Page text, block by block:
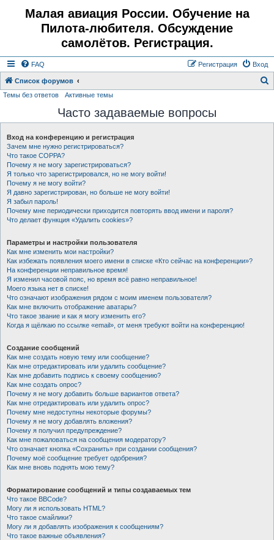
Малая авиация России. Обучение на
Пилота-любителя. Обсуждение
самолётов. Регистрация.
FAQ Вход
Регистрация
Список форумов
с
Темы без ответов Активные темы
Часто задаваемые вопросы
Вход на конференцию и регистрация
Зачем мне нужно регистрироваться?
Что такое COPPA?
Почему я не могу зарегистрироваться?
Я только что зарегистрировался, но не могу войти!
Почему я не могу войти?
Я давно зарегистрирован, но больше не могу войти!
Я забыл пароль!
Почему мне периодически приходится повторять ввод имени и пароля?
Что делает функция «Удалить cookies»?
Параметры и настройки пользователя
Как мне изменить мои настройки?
Как избежать появления моего имени в списке «Кто сейчас на конференции»?
На конференции неправильное время!
Я изменил часовой пояс, но время всё равно неправильное!
Моего языка нет в списке!
Что означают изображения рядом с моим именем пользователя?
Как мне включить отображение аватары?
Что такое звание и как я могу изменить его?
Когда я щёлкаю по ссылке «email», от меня требуют войти на конференцию!
Создание сообщений
Как мне создать новую тему или сообщение?
Как мне отредактировать или удалить сообщение?
Как мне добавить подпись к своему сообщению?
Как мне создать опрос?
Почему я не могу добавить больше вариантов ответа?
Как мне отредактировать или удалить опрос?
Почему мне недоступны некоторые форумы?
Почему я не могу добавлять вложения?
Почему я получил предупреждение?
Как мне пожаловаться на сообщения модератору?
Что означает кнопка «Сохранить» при создании сообщения?
Почему моё сообщение требует одобрения?
Как мне вновь поднять мою тему?
Форматирование сообщений и типы создаваемых тем
Что такое BBCode?
Могу ли я использовать HTML?
Что такое смайлики?
Могу ли я добавлять изображения к сообщениям?
Что такое важные объявления?